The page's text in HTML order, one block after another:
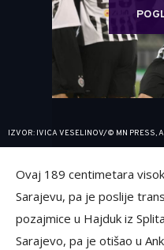
IZVOR: IVICA VESELINOV/© MN PRESS,
Ovaj 189 centimetara
Sarajevu, pa je poslije
pozajmice u Hajduk iz
Sarajevo, pa je otišao u